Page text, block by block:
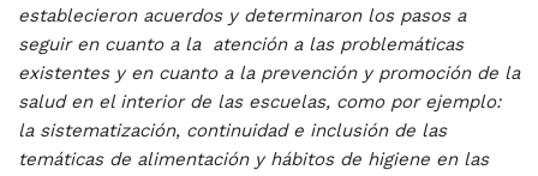
establecieron acuerdos y determinaron los pasos a
seguir en cuanto a la atención a las problemáticas
existentes y en cuanto a la prevención y promoción de la
salud en el interior de las escuelas, como por ejemplo:
la sistematización, continuidad e inclusión de las
temáticas de alimentación y hábitos de higiene en las